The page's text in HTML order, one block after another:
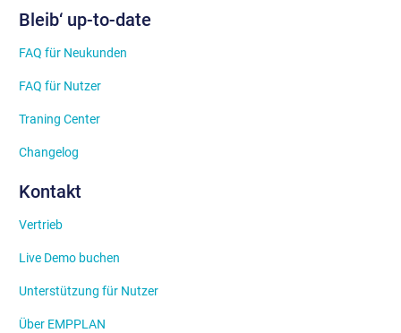
Bleib‘ up-to-date
FAQ für Neukunden
FAQ für Nutzer
Traning Center
Changelog
Kontakt
Vertrieb
Live Demo buchen
Unterstützung für Nutzer
Über EMPPLAN